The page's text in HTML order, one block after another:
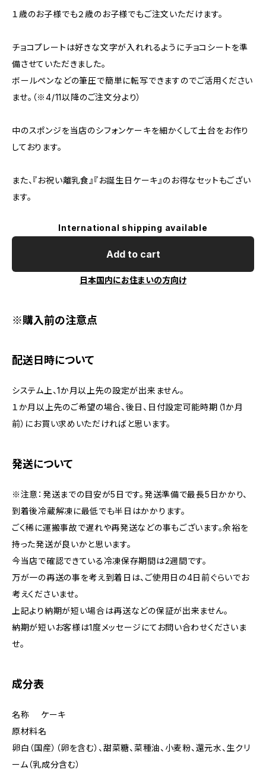
１歳のお子様でも２歳のお子様でもご注文いただけます。
チョコプレートは好きな文字が入れれるようにチョコシートを準
備させていただきました。
ボールペンなどの筆圧で簡単に転写できますのでご活用ください
ませ。（※4/11以降のご注文分より）
中のスポンジを当店のシフォンケーキを細かくして土台をお作り
しております。
また、『お祝い離乳食』『お誕生日ケーキ』のお得なセットもござい
ます。
International shipping available
Add to cart
日本国内にお住まいの方向け
※購入前の注意点
配送日時について
システム上、1か月以上先の設定が出来ません。
１か月以上先のご希望の場合、後日、日付設定可能時期（1か月
前）にお買い求めいただければと思います。
発送について
※注意：発送までの目安が5日です。発送準備で最長5日かかり、
到着後冷蔵解凍に最低でも半日はかかります。
ごく稀に運搬事故で遅れや再発送などの事もございます。余裕を
持った発送が良いかと思います。
今当店で確認できている冷凍保存期間は2週間です。
万が一の再送の事を考え到着日は、ご使用日の4日前ぐらいでお
考えくださいませ。
上記より納期が短い場合は再送などの保証が出来ません。
納期が短いお客様は1度メッセージにてお問い合わせくださいま
せ。
成分表
名称 ケーキ
原材料名
卵白（国産）（卵を含む）、甜菜糖、菜種油、小麦粉、還元水、生クリ
ーム（乳成分含む）